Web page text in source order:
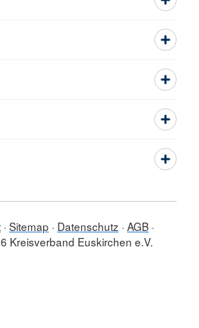
Sitemap Datenschutz AGB
Kreisverband Euskirchen e.V.